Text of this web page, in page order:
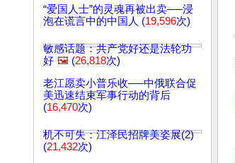
“爱国人士”的灵魂再被出卖──浸
泡在谎言中的中国人 (19,596次)
敏感话题：共产党好还是法轮功
好 🖼️ (26,818次)
老江愿卖小普乐收──中俄联合促
美迅速结束军事行动的背后
(16,470次)
机不可失：江泽民招牌美姿展(2)
(21,432次)